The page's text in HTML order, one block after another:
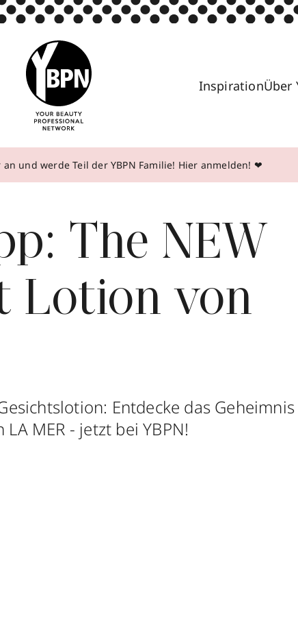
InspirationÜber
und werde Teil der YBPN Familie! Hier anmelden! ❤
The NEW
Lotion von
Entdecke das
MER - jetzt bei YBPN!